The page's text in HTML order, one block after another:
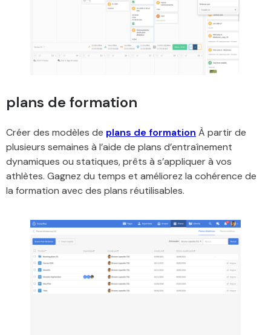
plans de formation
Créer des modèles de plans de formation À partir de
plusieurs semaines à l’aide de plans d’entraînement
dynamiques ou statiques, prêts à s’appliquer à vos
athlètes. Gagnez du temps et améliorez la cohérence de
la formation avec des plans réutilisables.